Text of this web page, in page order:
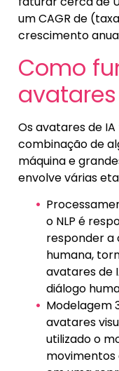
um CAGR de
crescimento
Como
avatares
Os avatares de
combinação de
máquina e
envolve várias
o NLP é
responder a
humana,
avatares de
diálogo
Modelagem
avatares
utilizado o
movimentos